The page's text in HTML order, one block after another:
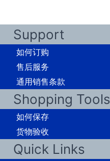
Support
如何订购
售后服务
通用销售条款
Shopping Tools
如何保存
货物验收
Quick Links